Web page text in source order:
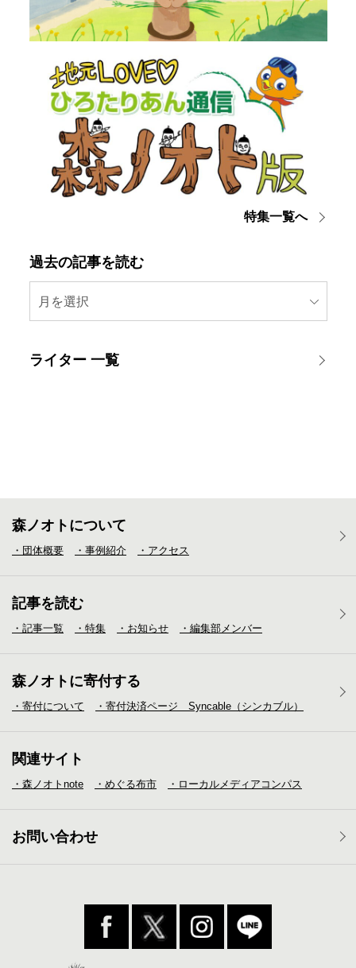
特集一覧へ
過去の記事を読む
月を選択
ライター 一覧
森ノオトについて
・団体概要 ・事例紹介 ・アクセス
記事を読む
・記事一覧 ・特集 ・お知らせ ・編集部メンバー
森ノオトに寄付する
・寄付について ・寄付決済ページ Syncable（シンカブル）
関連サイト
・森ノオトnote ・めぐる布市 ・ローカルメディア コンパス
お問い合わせ